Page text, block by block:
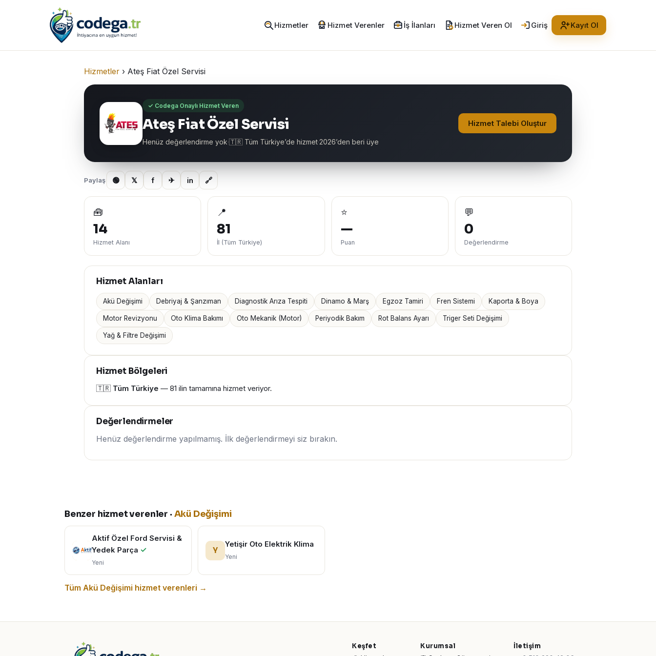
Hizmetler Hizmet Verenler İş İlanları Hizmet Veren Ol Giriş Kayıt Ol
Hizmetler › Ateş Fiat Özel Servisi
✓ Codega Onaylı Hizmet Veren
Ateş Fiat Özel Servisi
Henüz değerlendirme yok·🇹🇷 Tüm Türkiye’de hizmet·2026’den beri üye
Hizmet Talebi Oluştur
Paylaş 🟢 𝕏 f ✈ in 🔗
🧰
14
Hizmet Alanı
📍
81
İl (Tüm Türkiye)
⭐
—
Puan
💬
0
Değerlendirme
Hizmet Alanları
Akü Değişimi Debriyaj & Şanzıman Diagnostik Arıza Tespiti Dinamo & Marş Egzoz Tamiri Fren Sistemi Kaporta & Boya
Motor Revizyonu Oto Klima Bakımı Oto Mekanik (Motor) Periyodik Bakım Rot Balans Ayarı Triger Seti Değişimi
Yağ & Filtre Değişimi
Hizmet Bölgeleri
🇹🇷 Tüm Türkiye — 81 ilin tamamına hizmet veriyor.
Değerlendirmeler
Henüz değerlendirme yapılmamış. İlk değerlendirmeyi siz bırakın.
Benzer hizmet verenler · Akü Değişimi
Aktif Özel Ford Servisi &
Yedek Parça ✓
Yeni
Y
Yetişir Oto Elektrik Klima
Yeni
Tüm Akü Değişimi hizmet verenleri →
Keşfet
Kurumsal
İletişim